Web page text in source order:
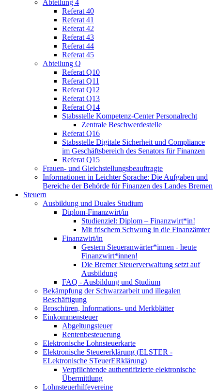
Abteilung 4
Referat 40
Referat 41
Referat 42
Referat 43
Referat 44
Referat 45
Abteilung Q
Referat Q10
Referat Q11
Referat Q12
Referat Q13
Referat Q14
Stabsstelle Kompetenz-Center Personalrecht
Zentrale Beschwerdestelle
Referat Q16
Stabsstelle Digitale Sicherheit und Compliance
im Geschäftsbereich des Senators für Finanzen
Referat Q15
Frauen- und Gleichstellungsbeauftragte
Informationen in Leichter Sprache: Die Aufgaben und
Bereiche der Behörde für Finanzen des Landes Bremen
Steuern
Ausbildung und Duales Studium
Diplom-Finanzwirt/in
Studienziel: Diplom – Finanzwirt*in!
Mit frischem Schwung in die Finanzämter
Finanzwirt/in
Gestern Steueranwärter*innen - heute
Finanzwirt*innen!
Die Bremer Steuerverwaltung setzt auf
Ausbildung
FAQ - Ausbildung und Studium
Bekämpfung der Schwarzarbeit und illegalen
Beschäftigung
Broschüren, Informations- und Merkblätter
Einkommensteuer
Abgeltungsteuer
Rentenbesteuerung
Elektronische Lohnsteuerkarte
Elektronische Steuererklärung (ELSTER -
ELektronische STeuerERklärung)
Verpflichtende authentifizierte elektronische
Übermittlung
Lohnsteuerhilfevereine